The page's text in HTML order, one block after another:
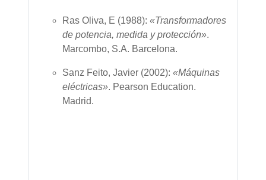
Ras Oliva, E (1988): «Transformadores
de potencia, medida y protección».
Marcombo, S.A. Barcelona.
Sanz Feito, Javier (2002): «Máquinas
eléctricas». Pearson Education.
Madrid.